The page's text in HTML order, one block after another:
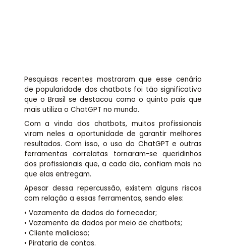
Pesquisas recentes mostraram que esse cenário
de popularidade dos chatbots foi tão significativo
que o Brasil se destacou como o quinto país que
mais utiliza o ChatGPT no mundo.
Com a vinda dos chatbots, muitos profissionais
viram neles a oportunidade de garantir melhores
resultados. Com isso, o uso do ChatGPT e outras
ferramentas correlatas tornaram-se queridinhos
dos profissionais que, a cada dia, confiam mais no
que elas entregam.
Apesar dessa repercussão, existem alguns riscos
com relação a essas ferramentas, sendo eles:
• Vazamento de dados do fornecedor;
• Vazamento de dados por meio de chatbots;
• Cliente malicioso;
• Pirataria de contas.